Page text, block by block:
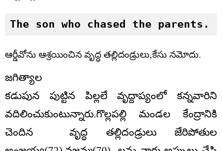
The son who chased the parents.
ఆర్డీవోను ఆశ్రయించిన వృద్ధ తల్లిదండ్రులు,కేసు నమోదు.
జగిత్యాల
కడుపున పుట్టిన పిల్లలే వృద్దాప్యంలో కన్నవారిని
వదిలించుకుంటున్నారు.గొల్లపల్లి మండల కేంద్రానికి
చెందిన వృద్ధ తల్లిదండ్రులు జేరిపోతుల